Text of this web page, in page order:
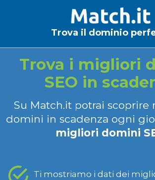
Trova il dominio
Trova i migliori
SEO in
Su Match.it potrai scoprire
domini in scadenza ogni
migliori domini
Ti mostriamo i dati dei